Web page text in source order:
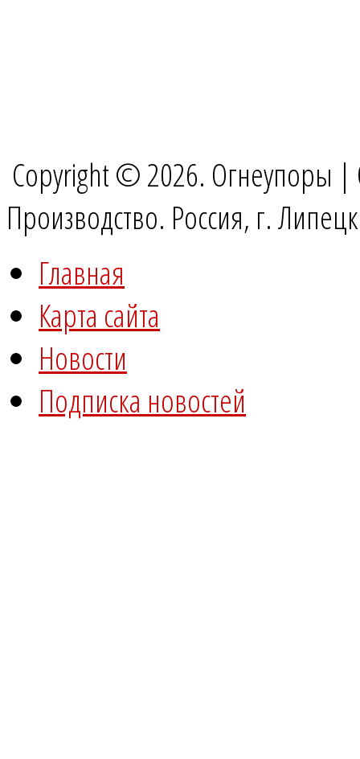
Copyright © 2026. Огнеупоры
Производство. Россия, г.
Главная
Карта сайта
Новости
Подписка новостей